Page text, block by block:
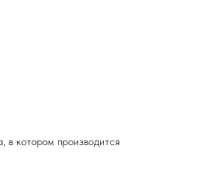
в котором производится